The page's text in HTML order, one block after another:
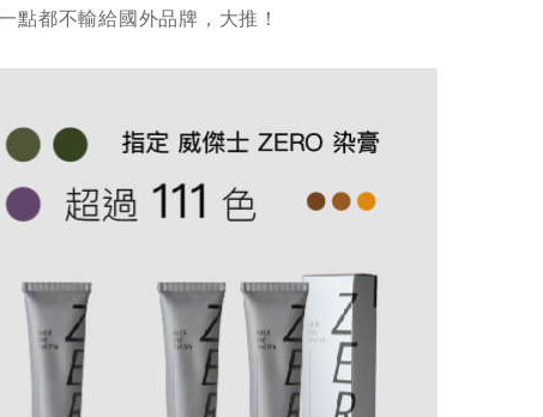
點都不輸給國外品牌，大推！